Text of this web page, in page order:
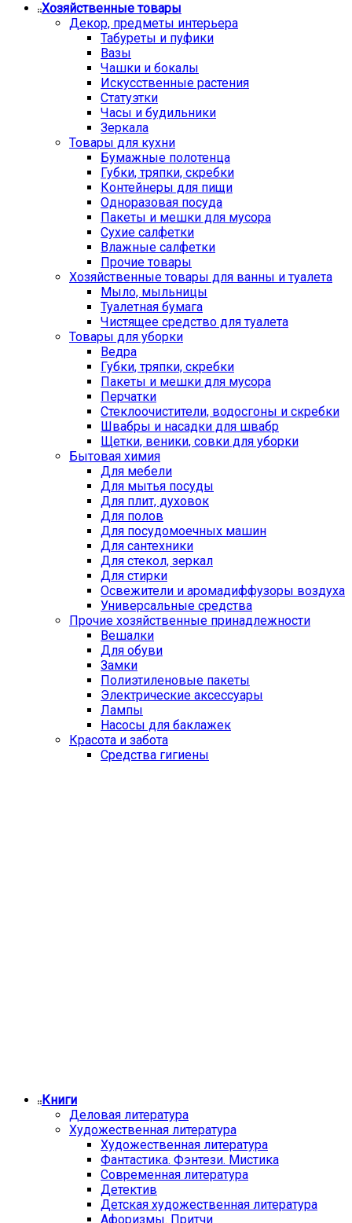
Хозяйственные товары
Декор, предметы интерьера
Табуреты и пуфики
Вазы
Чашки и бокалы
Искусственные растения
Статуэтки
Часы и будильники
Зеркала
Товары для кухни
Бумажные полотенца
Губки, тряпки, скребки
Контейнеры для пищи
Одноразовая посуда
Пакеты и мешки для мусора
Сухие салфетки
Влажные салфетки
Прочие товары
Хозяйственные товары для ванны и туалета
Мыло, мыльницы
Туалетная бумага
Чистящее средство для туалета
Товары для уборки
Ведра
Губки, тряпки, скребки
Пакеты и мешки для мусора
Перчатки
Стеклоочистители, водосгоны и скребки
Швабры и насадки для швабр
Щетки, веники, совки для уборки
Бытовая химия
Для мебели
Для мытья посуды
Для плит, духовок
Для полов
Для посудомоечных машин
Для сантехники
Для стекол, зеркал
Для стирки
Освежители и аромадиффузоры воздуха
Универсальные средства
Прочие хозяйственные принадлежности
Вешалки
Для обуви
Замки
Полиэтиленовые пакеты
Электрические аксессуары
Лампы
Насосы для баклажек
Красота и забота
Средства гигиены
Книги
Деловая литература
Художественная литература
Художественная литература
Фантастика. Фэнтези. Мистика
Современная литература
Детектив
Детская художественная литература
Афоризмы. Притчи